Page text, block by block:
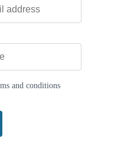
and conditions